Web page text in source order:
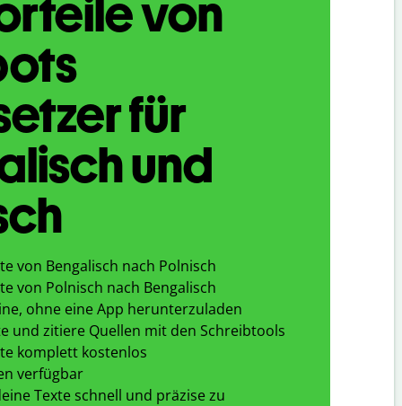
von
für
und
von Bengalisch nach Polnisch
von Polnisch nach Bengalisch
ohne eine App herunterzuladen
und zitiere Quellen mit den Schreibtools
komplett kostenlos
verfügbar
Texte schnell und präzise zu